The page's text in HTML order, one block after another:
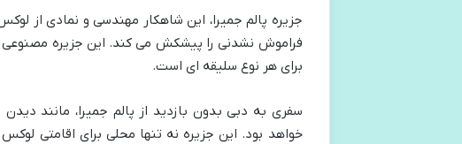
جزیره پالم جمیرا، این شاهکار مهندسی و نمادی از
فراموش نشدنی را پیشکش می کند. این جزیره
برای هر نوع سلیقه ای است.
سفری به دبی بدون بازدید از پالم جمیرا، مانند
خواهد بود. این جزیره نه تنها محلی برای اقامتی